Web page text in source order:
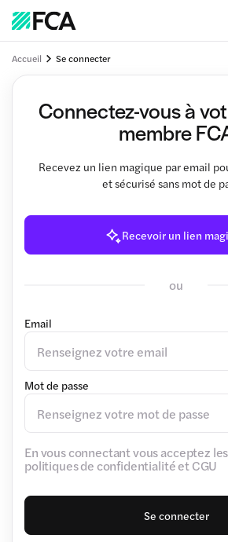
Accueil Se connecter
Connectez-vous à
membre
Recevez un lien magique par email
et sécurisé sans mot de
Recevoir un lien
ou
Email
Mot de passe
En vous connectant vous acceptez
politiques de confidentialité et CGU
Se connecter